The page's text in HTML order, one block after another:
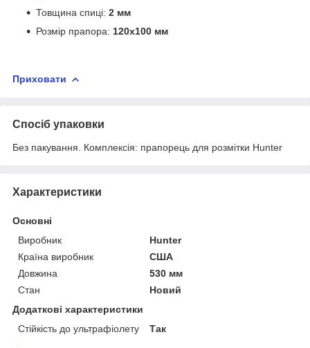
Товщина спиці: 2 мм
Розмір прапора: 120х100 мм
Приховати
Спосіб упаковки
Без пакування. Комплексія: прапорець для розмітки Hunter
Характеристики
Основні
Виробник
Hunter
Країна виробник
США
Довжина
530 мм
Стан
Новий
Додаткові характеристики
Стійкість до ультрафіолету
Так